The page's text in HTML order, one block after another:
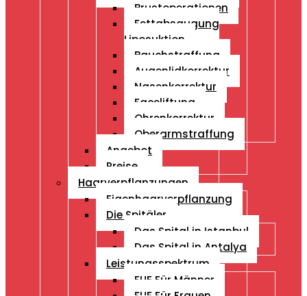
Brustoperationen
Fettabsaugung
Liposuktion
Bauchstraffung
Augenlidkorrektur
Nasenkorrektur
Faceliftung
Ohrenkorrektur
Oberarmstraffung
Angebot
Preise
Haarverpflanzungen
Eigenhaarverpflanzung
Die Spitäler
Das Spital in Istanbul
Das Spital in Antalya
Leistungsspektrum
FUE Für Männer